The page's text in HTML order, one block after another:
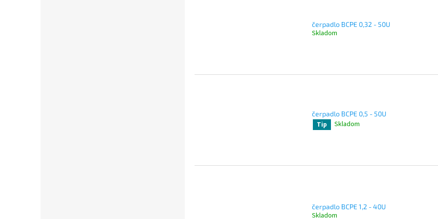
čerpadlo BCPE 0,32 - 50U
Skladom
čerpadlo BCPE 0,5 - 50U
Tip Skladom
čerpadlo BCPE 1,2 - 40U
Skladom